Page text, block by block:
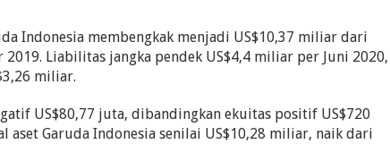
Indonesia membengkak menjadi US$10,37 miliar dari
Liabilitas jangka pendek US$4,4 miliar per Juni 2020,
miliar.
US$80,77 juta, dibandingkan ekuitas positif US$720
aset Garuda Indonesia senilai US$10,28 miliar, naik dari